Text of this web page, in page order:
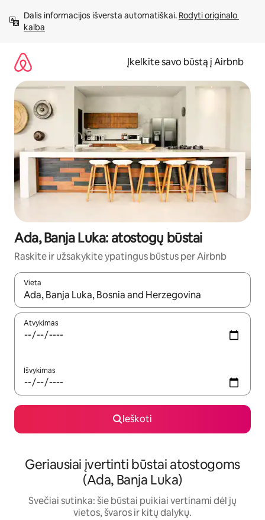
prie
turinio
Dalis informacijos išversta automatiškai. Rodyti originalo
kalba
Įkelkite savo būstą į Airbnb
Ada, Banja Luka: atostogų būstai
Raskite ir užsakykite ypatingus būstus per Airbnb
Vieta
Kai pasirodys paieškos rezultatai, juos naršyti galite
Atvykimas
Išvykimas
Ieškoti
Geriausiai įvertinti būstai atostogoms
(Ada, Banja Luka)
Svečiai sutinka: šie būstai puikiai vertinami dėl jų
vietos, švaros ir kitų dalykų.